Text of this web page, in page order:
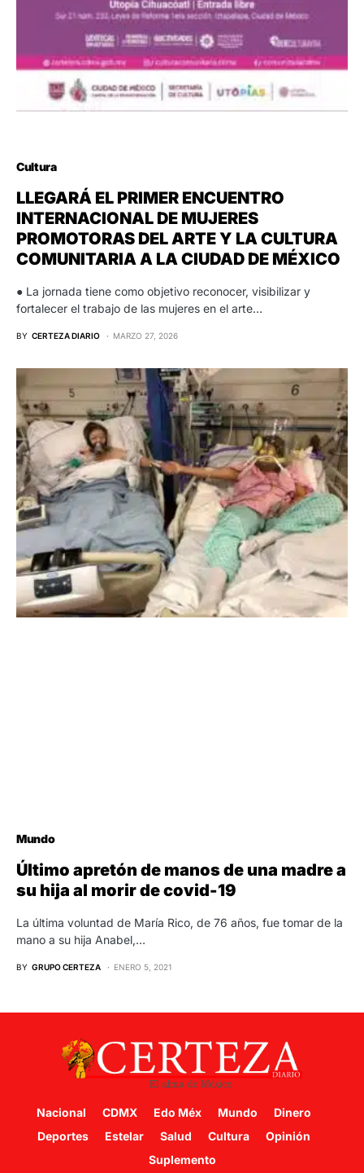
Cultura
LLEGARÁ EL PRIMER ENCUENTRO
INTERNACIONAL DE MUJERES
PROMOTORAS DEL ARTE Y LA CULTURA
COMUNITARIA A LA CIUDAD DE MÉXICO
● La jornada tiene como objetivo reconocer, visibilizar y
fortalecer el trabajo de las mujeres en el arte…
BY CERTEZA DIARIO MARZO 27, 2026
Mundo
Último apretón de manos de una madre a
su hija al morir de covid-19
La última voluntad de María Rico, de 76 años, fue tomar de la
mano a su hija Anabel,…
BY GRUPO CERTEZA ENERO 5, 2021
Nacional CDMX Edo Méx Mundo
Dinero
Deportes
Estelar Salud Cultura
Opinión
Suplemento